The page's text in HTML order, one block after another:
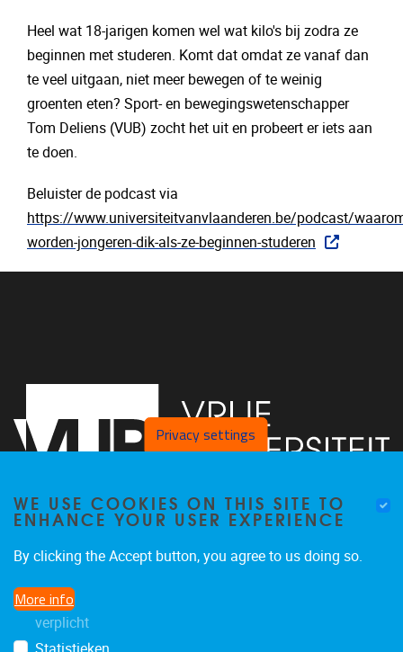
Heel wat 18-jarigen komen wel wat kilo's bij zodra ze
beginnen met studeren. Komt dat omdat ze vanaf dan
te veel uitgaan, niet meer bewegen of te weinig
groenten eten? Sport- en bewegingswetenschapper
Tom Deliens (VUB) zocht het uit en probeert er iets aan
te doen.
Beluister de podcast via
https://www.universiteitvanvlaanderen.be/podcast/
worden-jongeren-dik-als-ze-beginnen-studeren
Faculteit LK, Pleinlaan 2 1050 Brussel
Privacy settings
WE USE COOKIES ON THIS SITE TO
ENHANCE YOUR USER EXPERIENCE
By clicking the Accept button, you agree to us doing so.
More info
verplicht